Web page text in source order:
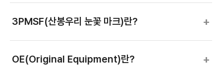
3PMSF(산봉우리 눈꽃 마크)란? +
OE(Original Equipment)란? +